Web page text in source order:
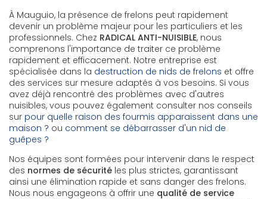
À Mauguio, la présence de frelons peut rapidement
devenir un problème majeur pour les particuliers et les
professionnels. Chez RADICAL ANTI-NUISIBLE, nous
comprenons l'importance de traiter ce problème
rapidement et efficacement. Notre entreprise est
spécialisée dans la destruction de nids de frelons et offre
des services sur mesure adaptés à vos besoins. Si vous
avez déjà rencontré des problèmes avec d'autres
nuisibles, vous pouvez également consulter nos conseils
sur pour quelle raison des fourmis apparaissent dans une
maison ? ou comment se débarrasser d'un nid de
guêpes ?
Nos équipes sont formées pour intervenir dans le respect
des normes de sécurité les plus strictes, garantissant
ainsi une élimination rapide et sans danger des frelons.
Nous nous engageons à offrir une qualité de service